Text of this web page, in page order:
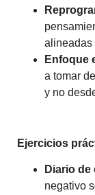
alineadas
Enfoque
a tomar
y no
Ejercicios
Diario de
negativo